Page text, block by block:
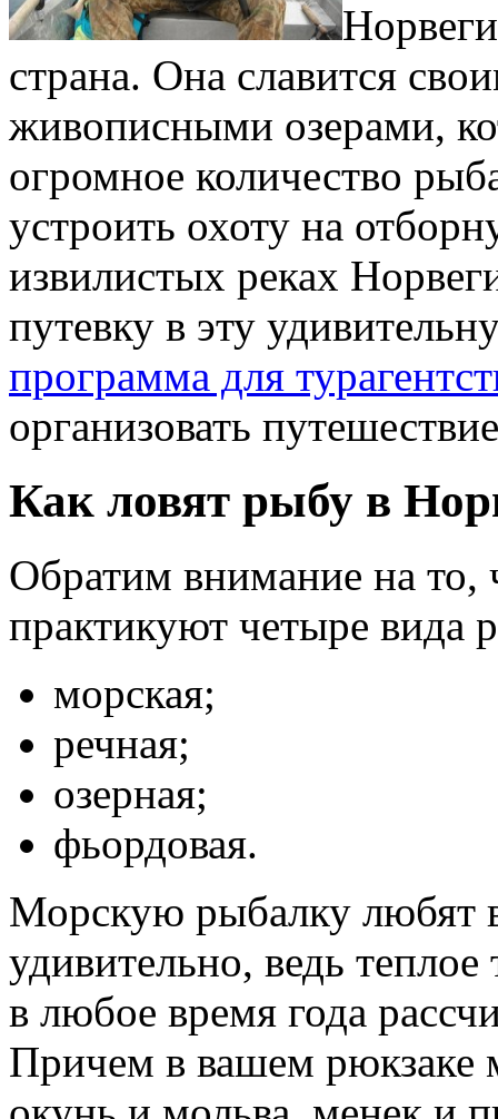
страна. Она славится
живописными озерами,
огромное количество
устроить охоту на
извилистых реках
путевку в эту
программа для
организовать
Как ловят рыбу в
Обратим внимание на то,
практикуют четыре вида
морская;
речная;
озерная;
фьордовая.
Морскую рыбалку любят
удивительно, ведь
в любое время года
Причем в вашем рюкзаке